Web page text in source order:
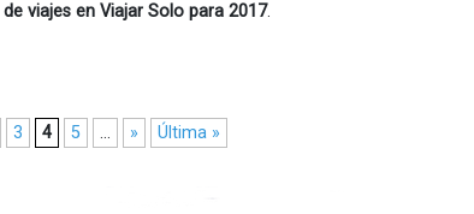
viajes en Viajar Solo para 2017.
3 4 5 ... » Última »